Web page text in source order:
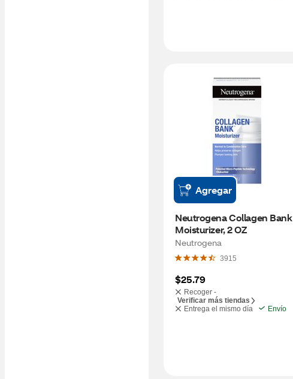
Agregar
Neutrogena Collagen Bank
Moisturizer, 2 OZ
Neutrogena
3915
$25.79
Recoger -
Verificar más tiendas
Entrega el mismo día
Envío